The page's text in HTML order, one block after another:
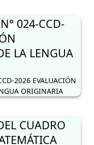
024-CCD-
LA LENGUA
2026 EVALUACIÓN
ORIGINARIA
CUADRO